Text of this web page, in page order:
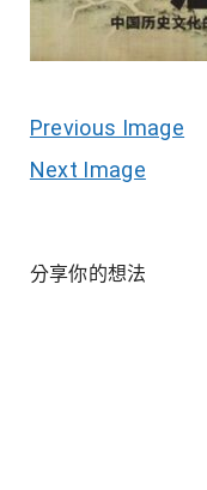
Previous Image
Next Image
分享你的想法